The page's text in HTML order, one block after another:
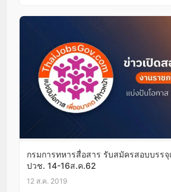
กรมการทหารสื่อสาร รับสมัครสอบบรร
ปวช. 14-16ส.ค.62
12 ส.ค. 2019